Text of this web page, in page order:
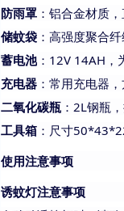
防雨罩 ：铝合金材质
储蚊袋 ：高强度聚合
蓄电池 ： 12V 14AH，
充电器 ：常用充电器
二氧化碳瓶 ： 2L钢瓶
工具箱 ：尺寸50*43*
使用注意事项
诱蚊灯注意事项